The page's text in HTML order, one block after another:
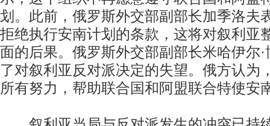
划。此前，俄罗斯外交部副部长加季洛夫
拒绝执行安南计划的条款，这将对叙利亚
面的后果。俄罗斯外交部副部长米哈伊尔
了对叙利亚反对派决定的失望。俄方认为
所有努力，帮助联合国和阿盟联合特使安